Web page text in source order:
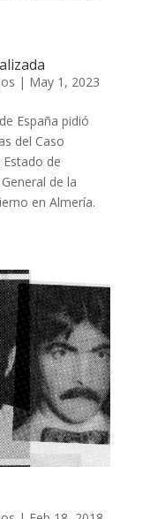
| May 1, 2023
España pidió
del Caso
de
de la
en Almería.